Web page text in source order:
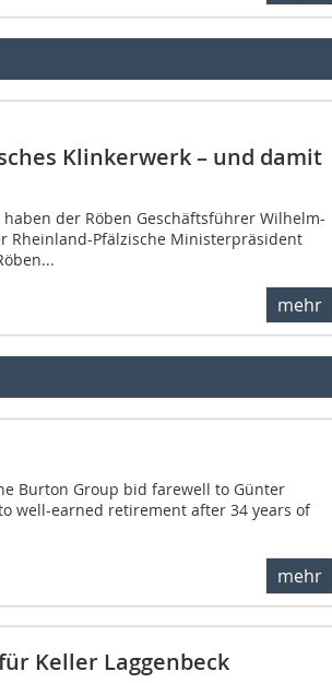
Klinkerwerk – und damit
haben der Röben Geschäftsführer Wilhelm-
Rheinland-Pfälzische Ministerpräsident
mehr
Burton Group bid farewell to Günter
well-earned retirement after 34 years of
mehr
Keller Laggenbeck